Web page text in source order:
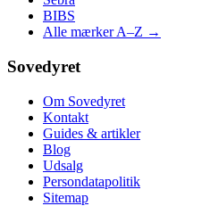
BIBS
Alle mærker A–Z →
Sovedyret
Om Sovedyret
Kontakt
Guides & artikler
Blog
Udsalg
Persondatapolitik
Sitemap